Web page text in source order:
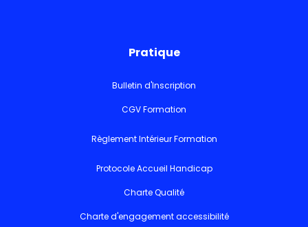
Pratique
Bulletin d'Inscription
CGV Formation
Règlement Intérieur Formation
Protocole Accueil Handicap
Charte Qualité
Charte d'engagement accessibilité